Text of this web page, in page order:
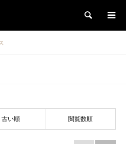
検索
古い順 閲覧数順